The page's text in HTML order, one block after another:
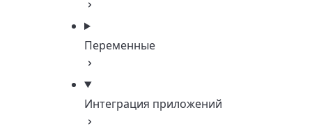
Переменные
Интеграция приложений